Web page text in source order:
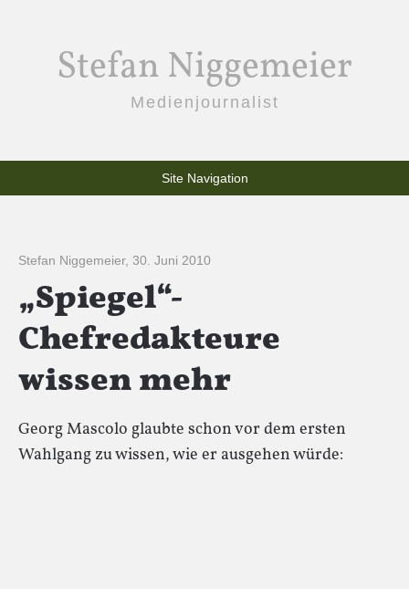
Stefan Niggemeier
Medienjournalist
Site Navigation
Stefan Niggemeier, 30. Juni 2010
„Spiegel“-
Chefredakteure
wissen mehr
Georg Mascolo glaubte schon vor dem ersten
Wahlgang zu wissen, wie er ausgehen würde: